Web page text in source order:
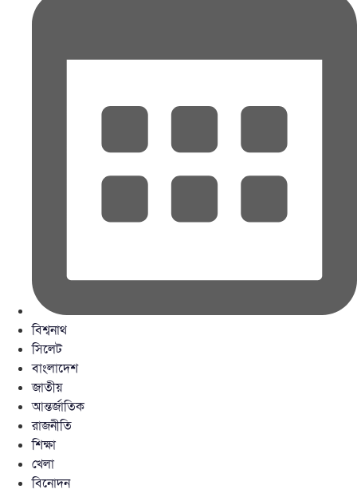
বিশ্বনাথ
সিলেট
বাংলাদেশ
জাতীয়
আন্তর্জাতিক
রাজনীতি
শিক্ষা
খেলা
বিনোদন